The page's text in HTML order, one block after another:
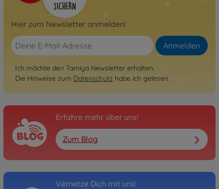
Hier zum Newsletter anmelden!
Anmelden
Ich möchte den Tamiya Newsletter erhalten.
Die Hinweise zum Datenschutz habe ich gelesen.
Erfahre mehr über uns!
Zum Blog
Vernetze Dich mit uns!